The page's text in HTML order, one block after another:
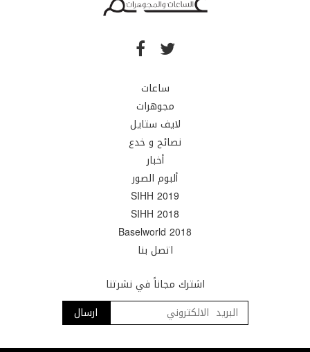
ساعات
مجوهرات
لايف ستايل
نصائح و خدع
أخبار
ألبوم الصور
SIHH 2019
SIHH 2018
Baselworld 2018
اتصل بنا
اشترك مجاناً في نشرتنا